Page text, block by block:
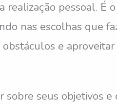
pessoal. É
nas escolhas que
e
seus objetivos